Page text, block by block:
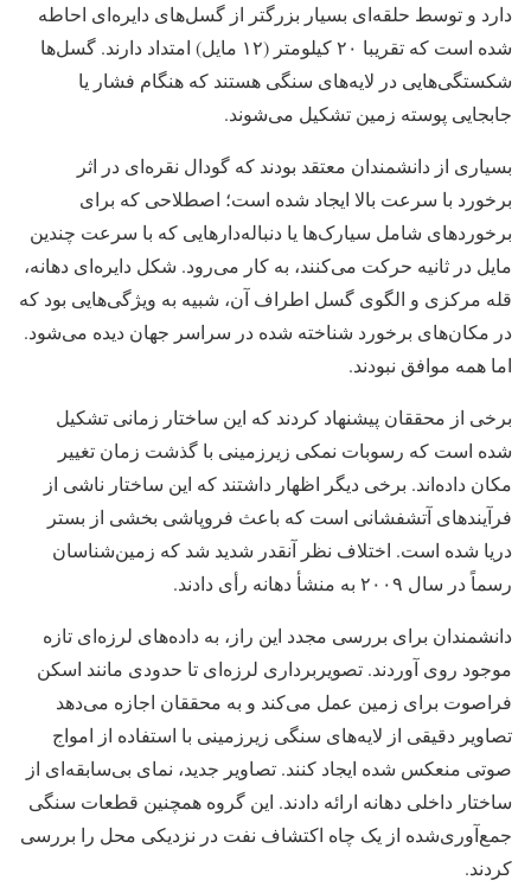
دارد و توسط حلقه‌ای بسیار بزرگتر از گسل‌های دایره‌ای احاطه
شده است که تقریبا ۲۰ کیلومتر (۱۲ مایل) امتداد دارند. گسل‌ها
شکستگی‌هایی در لایه‌های سنگی هستند که هنگام فشار یا
جابجایی پوسته زمین تشکیل می‌شوند.
بسیاری از دانشمندان معتقد بودند که گودال نقره‌ای در اثر
برخورد با سرعت بالا ایجاد شده است؛ اصطلاحی که برای
برخوردهای شامل سیارک‌ها یا دنباله‌دارهایی که با سرعت چندین
مایل در ثانیه حرکت می‌کنند، به کار می‌رود. شکل دایره‌ای دهانه،
قله مرکزی و الگوی گسل اطراف آن، شبیه به ویژگی‌هایی بود که
در مکان‌های برخورد شناخته شده در سراسر جهان دیده می‌شود.
اما همه موافق نبودند.
برخی از محققان پیشنهاد کردند که این ساختار زمانی تشکیل
شده است که رسوبات نمکی زیرزمینی با گذشت زمان تغییر
مکان داده‌اند. برخی دیگر اظهار داشتند که این ساختار ناشی از
فرآیندهای آتشفشانی است که باعث فروپاشی بخشی از بستر
دریا شده است. اختلاف نظر آنقدر شدید شد که زمین‌شناسان
رسماً در سال ۲۰۰۹ به منشأ دهانه رأی دادند.
دانشمندان برای بررسی مجدد این راز، به داده‌های لرزه‌ای تازه
موجود روی آوردند. تصویربرداری لرزه‌ای تا حدودی مانند اسکن
فراصوت برای زمین عمل می‌کند و به محققان اجازه می‌دهد
تصاویر دقیقی از لایه‌های سنگی زیرزمینی با استفاده از امواج
صوتی منعکس شده ایجاد کنند. تصاویر جدید، نمای بی‌سابقه‌ای از
ساختار داخلی دهانه ارائه دادند. این گروه همچنین قطعات سنگی
جمع‌آوری‌شده از یک چاه اکتشاف نفت در نزدیکی محل را بررسی
کردند.